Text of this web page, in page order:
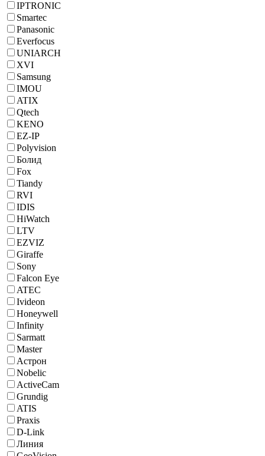
IPTRONIC
Smartec
Panasonic
Everfocus
UNIARCH
XVI
Samsung
IMOU
ATIX
Qtech
KENO
EZ-IP
Polyvision
Болид
Fox
Tiandy
RVI
IDIS
HiWatch
LTV
EZVIZ
Giraffe
Sony
Falcon Eye
ATEC
Ivideon
Honeywell
Infinity
Sarmatt
Master
Астрон
Nobelic
ActiveCam
Grundig
ATIS
Praxis
D-Link
Линия